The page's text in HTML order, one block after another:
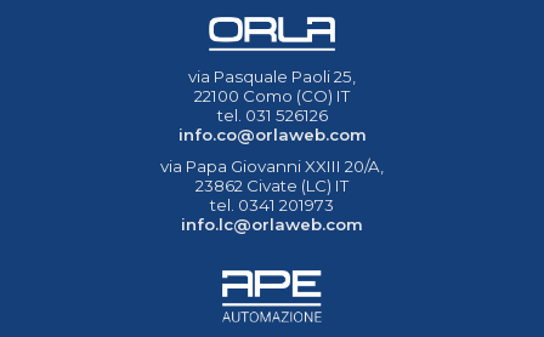
via Pasquale Paoli 25,
22100 Como (CO) IT
tel. 031 526126
info.co@orlaweb.com
via Papa Giovanni XXIII 20/A,
23862 Civate (LC) IT
tel. 0341 201973
info.lc@orlaweb.com